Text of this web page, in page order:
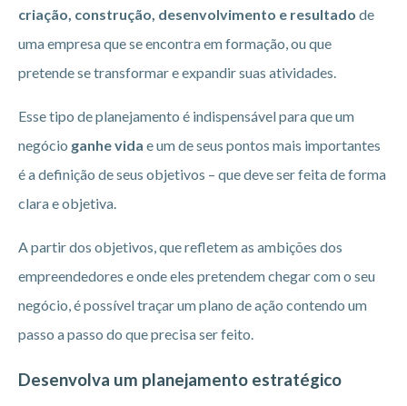
criação, construção, desenvolvimento e resultado de
uma empresa que se encontra em formação, ou que
pretende se transformar e expandir suas atividades.
Esse tipo de planejamento é indispensável para que um
negócio ganhe vida e um de seus pontos mais importantes
é a definição de seus objetivos – que deve ser feita de forma
clara e objetiva.
A partir dos objetivos, que refletem as ambições dos
empreendedores e onde eles pretendem chegar com o seu
negócio, é possível traçar um plano de ação contendo um
passo a passo do que precisa ser feito.
Desenvolva um planejamento estratégico